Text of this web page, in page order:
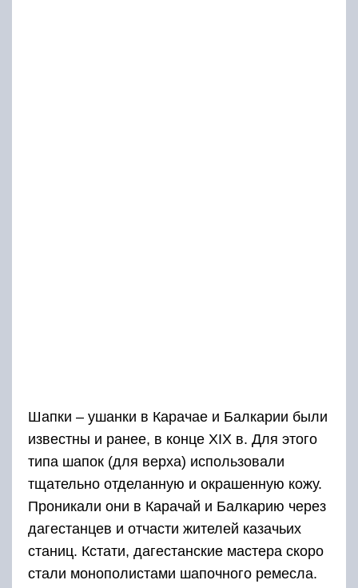
Шапки – ушанки в Карачае и Балкарии были
известны и ранее, в конце ХIХ в. Для этого
типа шапок (для верха) использовали
тщательно отделанную и окрашенную кожу.
Проникали они в Карачай и Балкарию через
дагестанцев и отчасти жителей казачьих
станиц. Кстати, дагестанские мастера скоро
стали монополистами шапочного ремесла.